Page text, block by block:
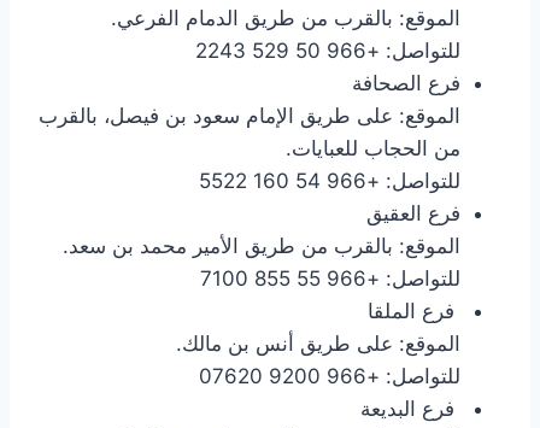
الموقع: بالقرب من طريق الدمام الفرعي.
للتواصل: +966 50 529 2243
فرع الصحافة
الموقع: على طريق الإمام سعود بن فيصل، بالقرب
من الحجاب للعبايات.
للتواصل: +966 54 160 5522
فرع العقيق
الموقع: بالقرب من طريق الأمير محمد بن سعد.
للتواصل: +966 55 855 7100
فرع الملقا
الموقع: على طريق أنس بن مالك.
للتواصل: +966 9200 07620
فرع البديعة